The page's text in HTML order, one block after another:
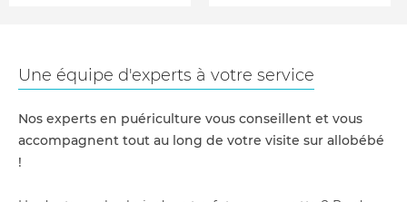
Une équipe d'experts à votre service
Nos experts en puériculture vous conseillent et vous
accompagnent tout au long de votre visite sur allobébé
!